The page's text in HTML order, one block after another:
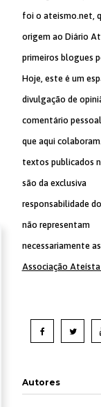
foi o ateismo.net,
origem ao Diário
primeiros blogues
Hoje, este é um
divulgação de
comentário
que aqui
textos publicados
são da exclusiva
responsabilidade
não representam
necessariamente
Associação
Autores